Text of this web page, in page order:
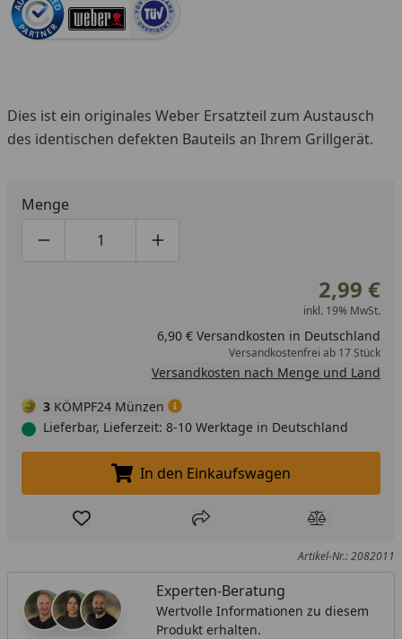
Dies ist ein originales Weber Ersatzteil zum Austausch
des identischen defekten Bauteils an Ihrem Grillgerät.
Menge
Produktmenge um eins verringern
Produktmenge manuell eingeben
Produktmenge um eins erhöhen
2,99 €
inkl. 19% MwSt.
6,90 € Versandkosten in Deutschland
Versandkostenfrei ab 17 Stück
Versandkosten nach Menge und Land
3 KÖMPF24 Münzen
Lieferbar, Lieferzeit: 8-10 Werktage in Deutschland
In den Einkaufswagen legen
In den Einkaufswagen
Produkt zur Wunschliste hinzufügen
Teilen Produkt
Artikel-Nr.: 2082011
Experten-Beratung
Wertvolle Informationen zu diesem
Produkt erhalten.